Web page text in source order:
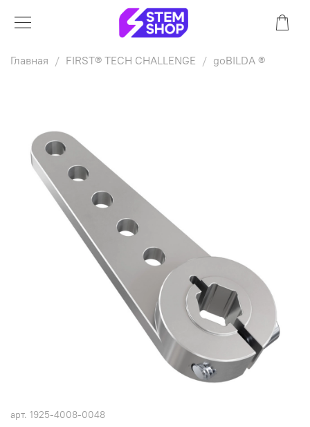
Главная FIRST® TECH CHALLENGE goBILDA ®
арт. 1925-4008-0048